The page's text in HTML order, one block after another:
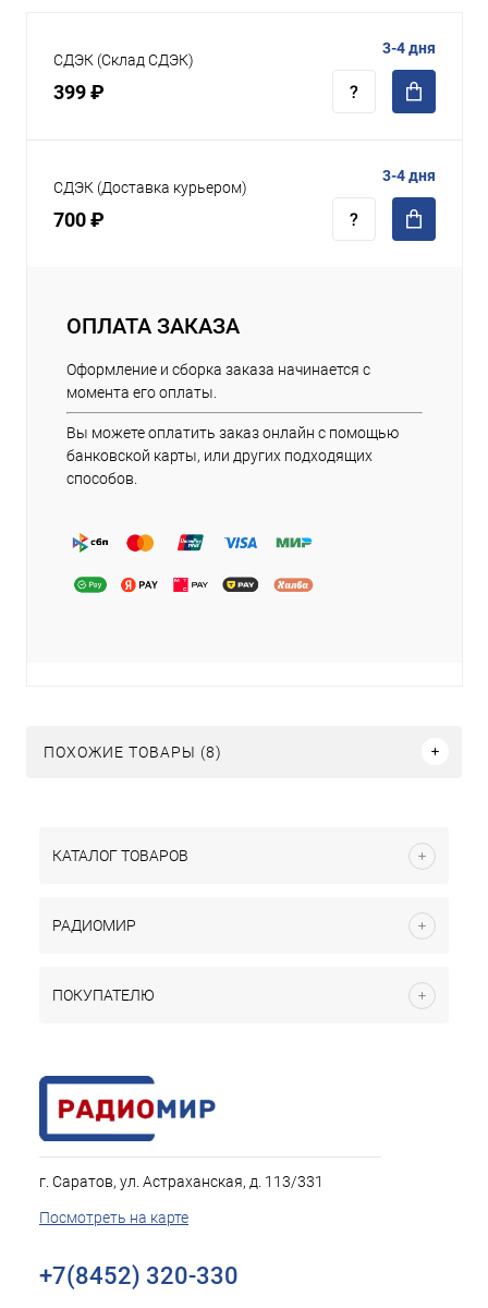
СДЭК (Склад СДЭК)
399 ₽
3-4 дня
СДЭК (Доставка курьером)
700 ₽
3-4 дня
ОПЛАТА ЗАКАЗА
Оформление и сборка заказа начинается с
момента его оплаты.
Вы можете оплатить заказ онлайн с помощью
банковской карты, или других подходящих
способов.
ПОХОЖИЕ ТОВАРЫ (8)
КАТАЛОГ ТОВАРОВ
РАДИОМИР
ПОКУПАТЕЛЮ
г. Саратов, ул. Астраханская, д. 113/331
Посмотреть на карте
+7(8452) 320-330